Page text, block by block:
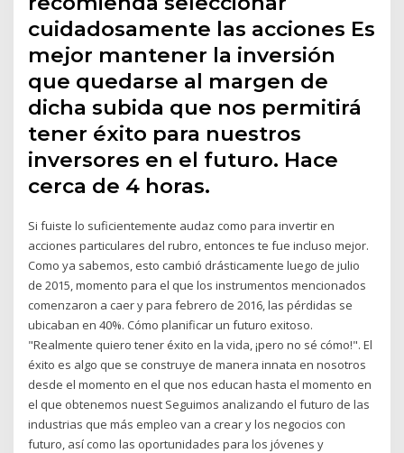
cuidadosamente las acciones Es
mejor mantener la inversión
que quedarse al margen de
dicha subida que nos permitirá
tener éxito para nuestros
inversores en el futuro. Hace
cerca de 4 horas.
Si fuiste lo suficientemente audaz como para invertir en
acciones particulares del rubro, entonces te fue incluso mejor.
Como ya sabemos, esto cambió drásticamente luego de julio
de 2015, momento para el que los instrumentos mencionados
comenzaron a caer y para febrero de 2016, las pérdidas se
ubicaban en 40%. Cómo planificar un futuro exitoso.
"Realmente quiero tener éxito en la vida, ¡pero no sé cómo!". El
éxito es algo que se construye de manera innata en nosotros
desde el momento en el que nos educan hasta el momento en
el que obtenemos nuest Seguimos analizando el futuro de las
industrias que más empleo van a crear y los negocios con
futuro, así como las oportunidades para los jóvenes y